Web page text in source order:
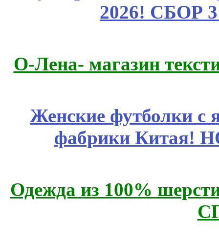
2026! СБОР
О-Лена- магазин
Женские футболки с
фабрики Китая!
Одежда из 100%